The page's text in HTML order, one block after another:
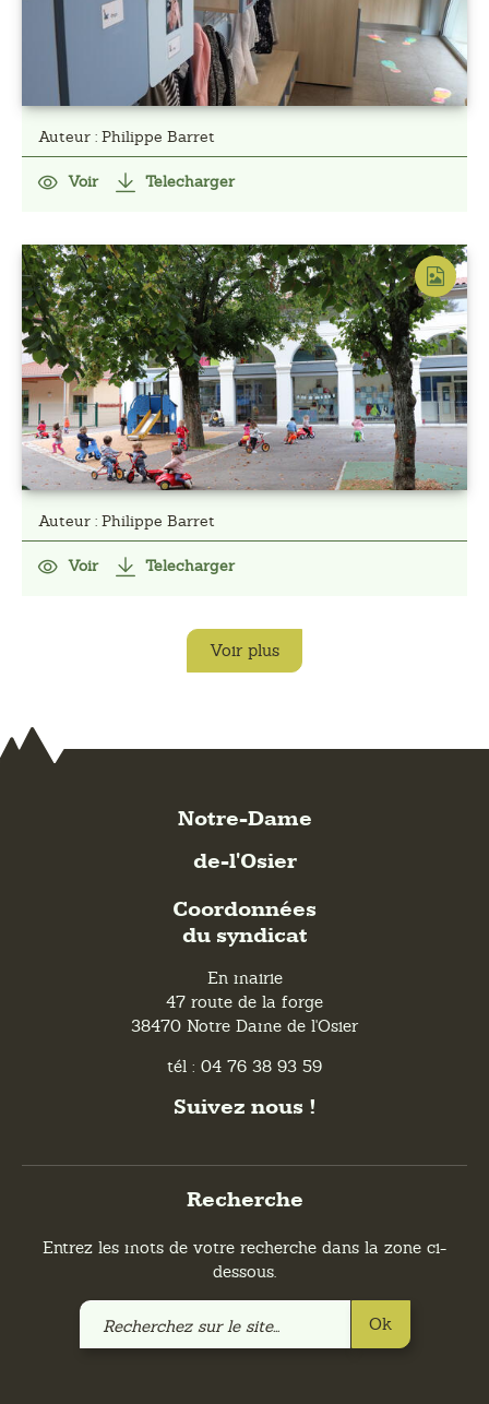
Auteur : Philippe Barret
Voir Telecharger
Auteur : Philippe Barret
Voir Telecharger
Voir plus
Notre-Dame
de-l'Osier
Coordonnées
du syndicat
En mairie
47 route de la forge
38470 Notre Dame de l'Osier
tél : 04 76 38 93 59
Suivez nous !
Recherche
Entrez les mots de votre recherche dans la zone ci-
dessous.
Recherchez
Ok